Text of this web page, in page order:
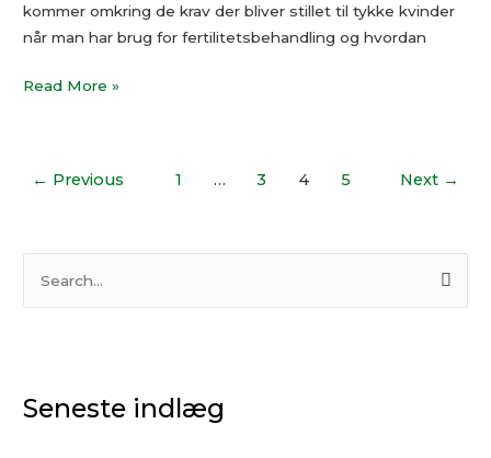
kommer omkring de krav der bliver stillet til tykke kvinder
når man har brug for fertilitetsbehandling og hvordan
Read More »
← Previous 1 … 3 4 5 Next →
f
Seneste indlæg